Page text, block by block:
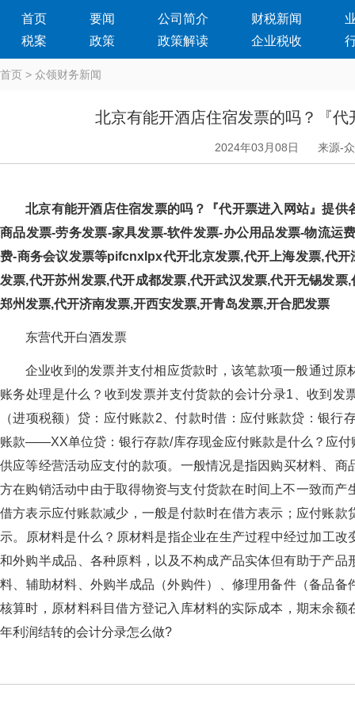
首页 要闻 公司简介 财税新闻
税案
政策 政策解读 企业税收
首页 > 众领财务新闻
北京有能开酒店住宿发票的吗？『
2024年03月08日 来源-
北京有能开酒店住宿发票的吗？『代开票进入网站』提供
商品发票-劳务发票-家具发票-软件发票-办公用品发票-物流运费-
费-商务会议发票等pifcnxlpx代开北京发票,代开上海发票,代
发票,代开苏州发票,代开成都发票,代开武汉发票,代开无锡发
郑州发票,代开济南发票,开西安发票,开青岛发票,开合肥发票
东营代开白酒发票
企业收到的发票并支付相应货款时，该笔款项一般通过原材
账务处理是什么？收到发票并支付货款的会计分录1、收到
（进项税额）贷：应付账款2、付款时借：应付账款贷：
账款——XX单位贷：银行存款/库存现金应付账款是什么？应
供应等经营活动应支付的款项。一般情况是指因购买材料、
方在购销活动中由于取得物资与支付货款在时间上不一致而产生的负
借方表示应付账款减少，一般是付款时在借方表示；应付账款
示。原材料是什么？原材料是指企业在生产过程中经过加
和外购半成品、各种原料，以及不构成产品实体但有助于产
料、辅助材料、外购半成品（外购件）、修理用备件（备品备件
核算时，原材料科目借方登记入库材料的实际成本，期末余额
年利润结转的会计分录怎么做?